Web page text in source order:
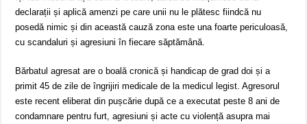
declarații și aplică amenzi pe care unii nu le plătesc fiindcă nu
posedă nimic și din această cauză zona este una foarte periculoasă,
cu scandaluri și agresiuni în fiecare săptămână.
Bărbatul agresat are o boală cronică și handicap de grad doi și a
primit 45 de zile de îngrijiri medicale de la medicul legist. Agresorul
este recent eliberat din pușcărie după ce a executat peste 8 ani de
condamnare pentru furt, agresiuni și acte cu violență asupra mai